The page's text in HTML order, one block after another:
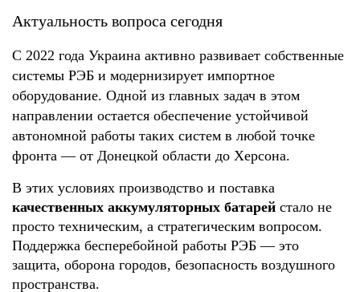
Актуальность вопроса сегодня
С 2022 года Украина активно развивает собственные
системы РЭБ и модернизирует импортное
оборудование. Одной из главных задач в этом
направлении остается обеспечение устойчивой
автономной работы таких систем в любой точке
фронта — от Донецкой области до Херсона.
качественных аккумуляторных батарей стало не
просто техническим, а стратегическим вопросом.
Поддержка бесперебойной работы РЭБ — это
защита, оборона городов, безопасность воздушного
пространства.